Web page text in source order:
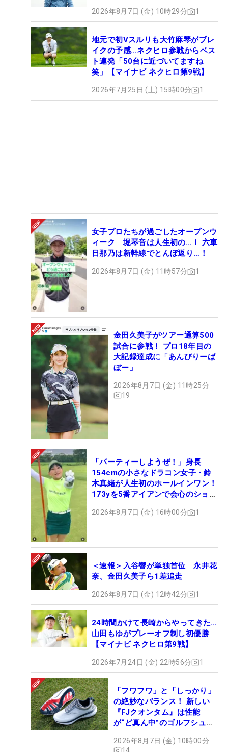
2026年8月7日 (金) 10時29分 1
地元で初Vスルリも大竹麻琴がブレ
イクの予感…ネクヒロ参戦からベス
ト連発「50台に近づいてますね
笑」【マイナビ ネクヒロ第9戦】
2026年7月25日 (土) 15時00分 1
女子プロたちが過ごしたオープンウ
ィーク 堀琴音は人生初の…！ 六車
日那乃は新幹線でとんぼ返り…！
2026年8月7日 (金) 11時57分 1
金田久美子がツアー通算500
試合に参戦！ プロ18年目の
大記録達成に「あんびりーば
ぼー」
2026年8月7日 (金) 11時25分
19
「パーティーしようぜ！」身長
154cmの小さなドラコン女子・鈴
木真緒が人生初のホールインワン！
173yを5番アイアンで会心のショッ
2026年8月7日 (金) 16時00分 1
＜速報＞入谷響が単独首位 永井花
奈、金田久美子ら1差追走
2026年8月7日 (金) 12時42分 1
24時間かけて長崎からやってきた…
山田もゆがプレーオフ制し初優勝
【マイナビ ネクヒロ第9戦】
2026年7月24日 (金) 22時56分 1
「フワフワ」と「しっかり」
の絶妙なバランス！ 新しい
『FJクオンタム』は性能
が“ど真ん中”のゴルフシュー
2026年8月7日 (金) 10時00分